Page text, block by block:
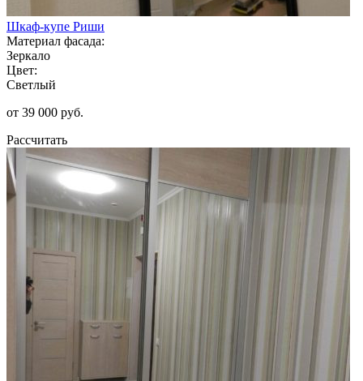
Шкаф-купе Риши
Материал фасада:
Зеркало
Цвет:
Светлый
от 39 000 руб.
Рассчитать